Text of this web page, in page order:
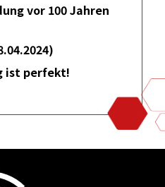
vor 100 Jahren
ist perfekt!